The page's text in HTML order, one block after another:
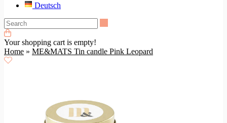
Deutsch
Your shopping cart is empty!
Home » ME&MATS Tin candle Pink Leopard